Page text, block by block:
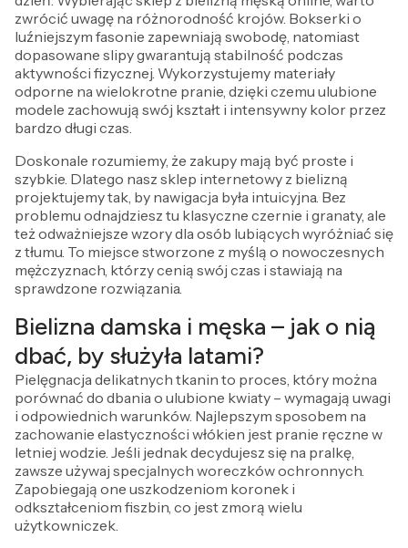
zwrócić uwagę na różnorodność krojów. Bokserki o
luźniejszym fasonie zapewniają swobodę, natomiast
dopasowane slipy gwarantują stabilność podczas
aktywności fizycznej. Wykorzystujemy materiały
odporne na wielokrotne pranie, dzięki czemu ulubione
modele zachowują swój kształt i intensywny kolor przez
bardzo długi czas.
Doskonale rozumiemy, że zakupy mają być proste i
szybkie. Dlatego nasz sklep internetowy z bielizną
projektujemy tak, by nawigacja była intuicyjna. Bez
problemu odnajdziesz tu klasyczne czernie i granaty, ale
też odważniejsze wzory dla osób lubiących wyróżniać się
z tłumu. To miejsce stworzone z myślą o nowoczesnych
mężczyznach, którzy cenią swój czas i stawiają na
sprawdzone rozwiązania.
Bielizna damska i męska – jak o nią
dbać, by służyła latami?
Pielęgnacja delikatnych tkanin to proces, który można
porównać do dbania o ulubione kwiaty – wymagają uwagi
i odpowiednich warunków. Najlepszym sposobem na
zachowanie elastyczności włókien jest pranie ręczne w
letniej wodzie. Jeśli jednak decydujesz się na pralkę,
zawsze używaj specjalnych woreczków ochronnych.
Zapobiegają one uszkodzeniom koronek i
odkształceniom fiszbin, co jest zmorą wielu
użytkowniczek.